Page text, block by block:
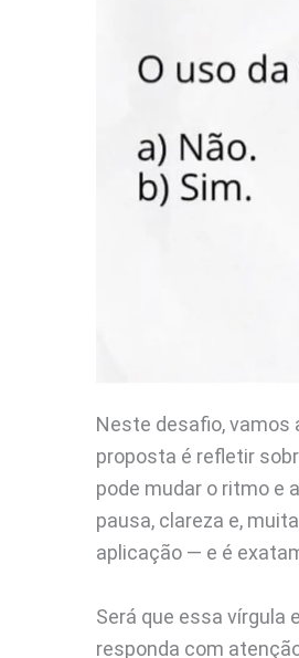
Neste desafio, vamos
proposta é refletir
pode mudar o ritmo e
pausa, clareza e,
aplicação — e é
Será que essa vírgula
responda com